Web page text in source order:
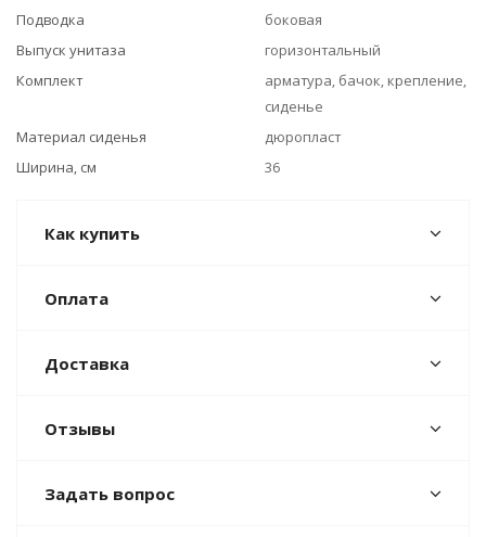
Подводка
боковая
Выпуск унитаза
горизонтальный
Комплект
арматура, бачок, крепление,
сиденье
Материал сиденья
дюропласт
Ширина, см
36
Как купить
Оплата
Доставка
Отзывы
Задать вопрос